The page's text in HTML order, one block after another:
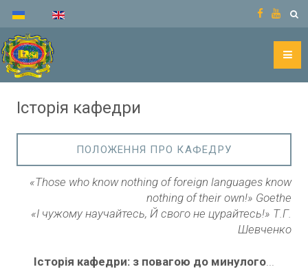
Історія кафедри
ПОЛОЖЕННЯ ПРО КАФЕДРУ
«Those who know nothing of foreign languages know
nothing of their own!» Goethe
«І чужому научайтесь, Й свого не цурайтесь!» Т.Г.
Шевченко
Історія кафедри: з повагою до минулого...